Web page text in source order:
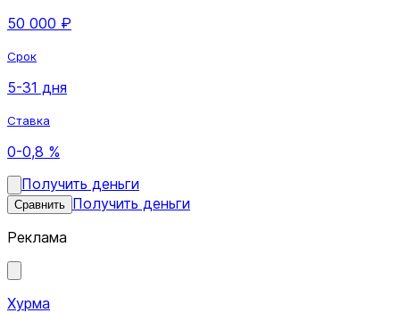
50 000 ₽
Срок
5-31 дня
Ставка
0-0,8 %
Получить деньги
Сравнить Получить деньги
Реклама
Хурма